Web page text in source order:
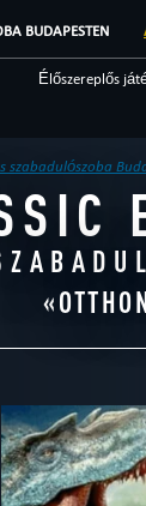
BUDAPESTEN
Élőszereplős
Fantasy
Szabadulószoba
szabadulószoba
«